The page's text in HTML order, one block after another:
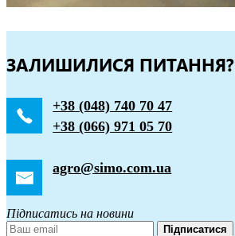
ЗАЛИШИЛИСЯ ПИТАННЯ?
+38 (048) 740 70 47
+38 (066) 971 05 70
agro@simo.com.ua
Підписатись на новини
Підписатися